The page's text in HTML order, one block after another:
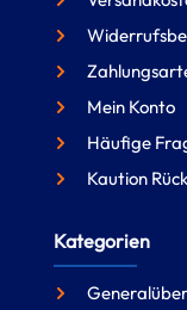
Mein Konto
Häufige
Kaution
Kategorien